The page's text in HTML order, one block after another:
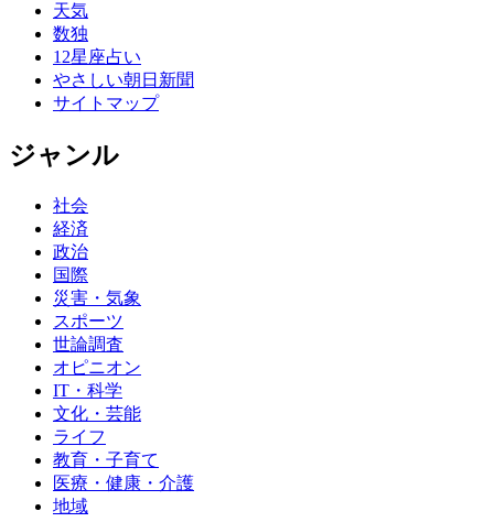
天気
数独
12星座占い
やさしい朝日新聞
サイトマップ
ジャンル
社会
経済
政治
国際
災害・気象
スポーツ
世論調査
オピニオン
IT・科学
文化・芸能
ライフ
教育・子育て
医療・健康・介護
地域